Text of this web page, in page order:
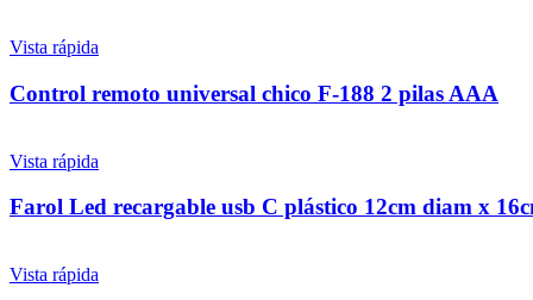
Vista rápida
Control remoto universal chico F-188 2 pilas AAA
Vista rápida
Farol Led recargable usb C plástico 12cm diam x
Vista rápida